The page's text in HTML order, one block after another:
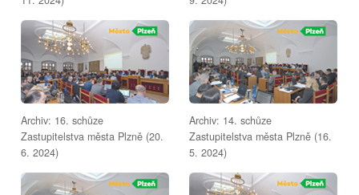
Archiv: 16. schůze
Zastupitelstva města Plzně (20.
6. 2024)
Archiv: 14. schůze
Zastupitelstva města Plzně (16.
5. 2024)